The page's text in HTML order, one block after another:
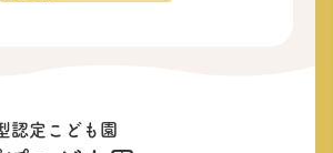
認定こども園